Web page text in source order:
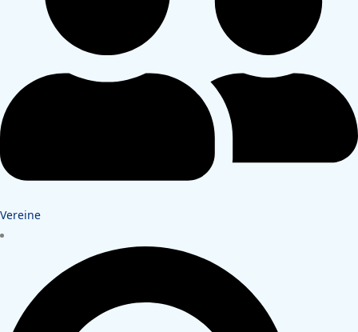
Vereine